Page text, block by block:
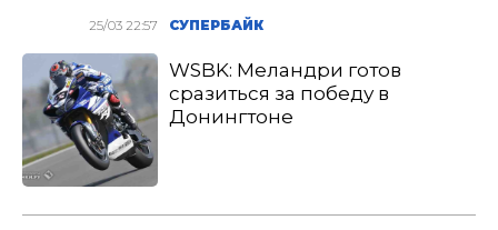
25/03 22:57 СУПЕРБАЙК
WSBK: Меландри готов
сразиться за победу в
Донингтоне